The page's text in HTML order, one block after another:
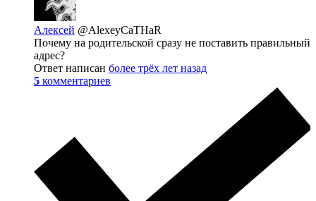
Алексей @AlexeyCaTHaR
Почему на родительской сразу не поставить правильный
адрес?
Ответ написан более трёх лет назад
5 комментариев